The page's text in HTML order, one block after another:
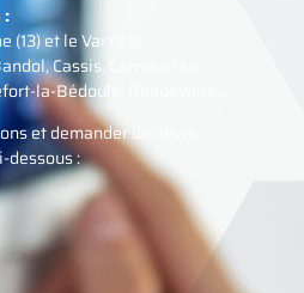
:
et le Var (83)
Cassis, Carnoux-en-
la-Bédoule, Roquevaire…
et demander un devis,
dessous :